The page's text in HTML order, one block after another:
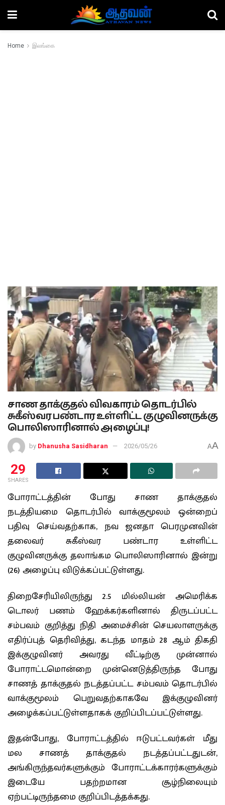
Home இலங்கை
சாண தாக்குதல் விவகாரம் தொடர்பில்
சுகீஸ்வர பண்டார உள்ளிட்ட குழுவினருக்கு
பொலிஸாரினால் அழைப்பு!
by Dhanusha Sasidharan 2026/05/26 AA
29
SHARES
போராட்டத்தின் போது சாண தாக்குதல்
நடத்தியமை தொடர்பில் வாக்குமூலம் ஒன்றைப்
பதிவு செய்வதற்காக, நவ ஜனதா பெரமுனவின்
தலைவர் சுகீஸ்வர பண்டார உள்ளிட்ட
குழுவினருக்கு தலாங்கம பொலிஸாரினால் இன்று
(26) அழைப்பு விடுக்கப்பட்டுள்ளது.
திறைசேரியிலிருந்து 2.5 மில்லியன் அமெரிக்க
டொலர் பணம் ஹேக்கர்களினால் திருடப்பட்ட
சம்பவம் குறித்து நிதி அமைச்சின் செயலாளருக்கு
எதிர்ப்புத் தெரிவித்து, கடந்த மாதம் 28 ஆம் திகதி
இக்குழுவினர் அவரது வீட்டிற்கு முன்னால்
போராட்டமொன்றை முன்னெடுத்திருந்த போது
சாணத் தாக்குதல் நடத்தப்பட்ட சம்பவம் தொடர்பில்
வாக்குமூலம் பெறுவதற்காகவே இக்குழுவினர்
அழைக்கப்பட்டுள்ளதாகக் குறிப்பிடப்பட்டுள்ளது.
இதன்போது, போராட்டத்தில் ஈடுபட்டவர்கள் மீது
மல சாணத் தாக்குதல் நடத்தப்பட்டதுடன்,
அங்கிருந்தவர்களுக்கும் போராட்டக்காரர்களுக்கும்
இடையே பதற்றமான சூழ்நிலையும்
ஏற்பட்டிருந்தமை குறிப்பிடத்தக்கது.